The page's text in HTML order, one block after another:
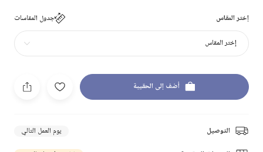
إختر المقاس جدول المقاسات
إختر المقاس
أضف إلى الحقيبة
التوصيل يوم العمل التالي